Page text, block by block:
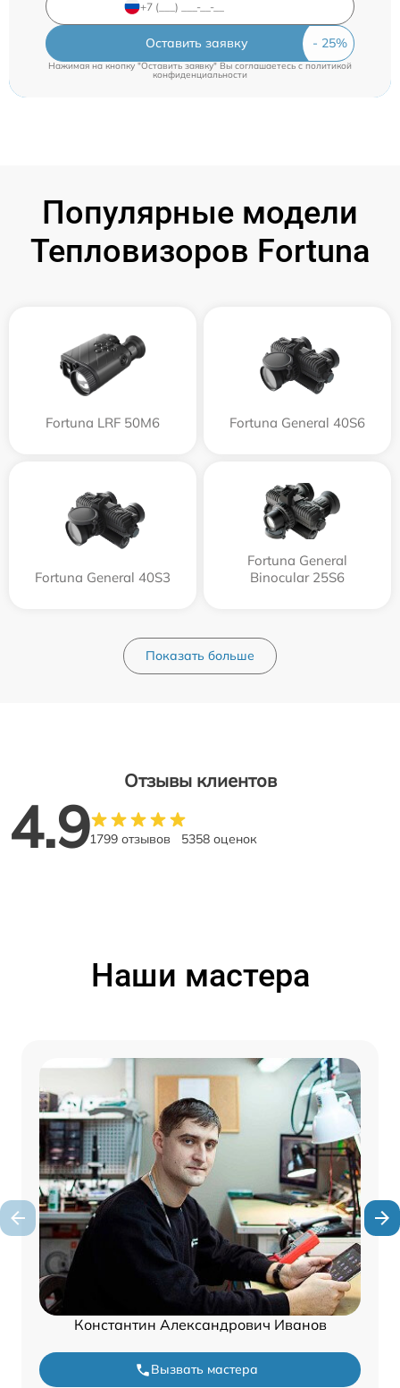
Оставить заявку
Нажимая на кнопку "Оставить заявку" Вы соглашаетесь cполитикой
конфиденциальности
Популярные модели
Тепловизоров Fortuna
Fortuna LRF 50M6 Fortuna General 40S6
Fortuna General 40S3
Fortuna General
Binocular 25S6
Показать больше
Отзывы клиентов
4.91799 отзывов 5358 оценок
Наши мастера
Константин Александрович Иванов
Вызвать мастера